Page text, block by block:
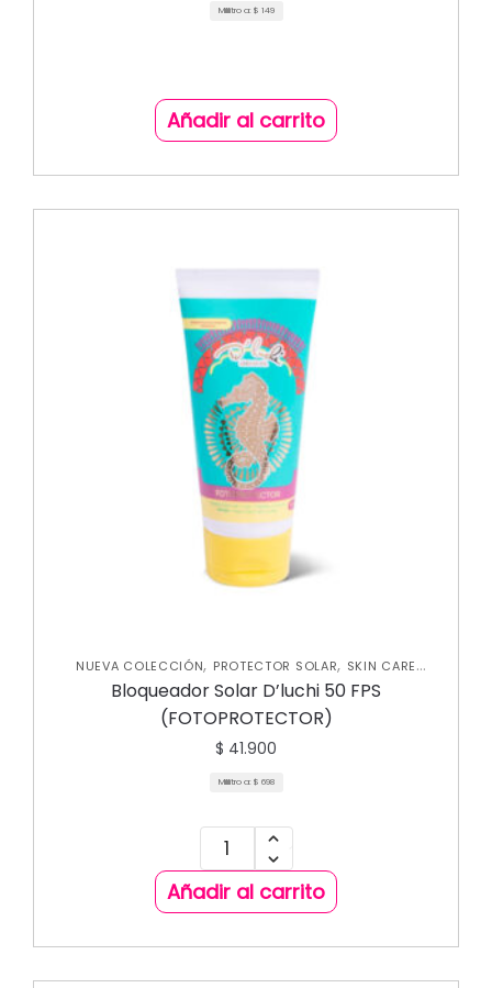
Mililitro a: $ 149
Añadir al carrito
NUEVA COLECCIÓN, PROTECTOR SOLAR, SKIN CARE
CORPORAL, SKIN CARE FACIAL
Bloqueador Solar D’luchi 50 FPS
(FOTOPROTECTOR)
$ 41.900
Mililitro a: $ 698
Añadir al carrito